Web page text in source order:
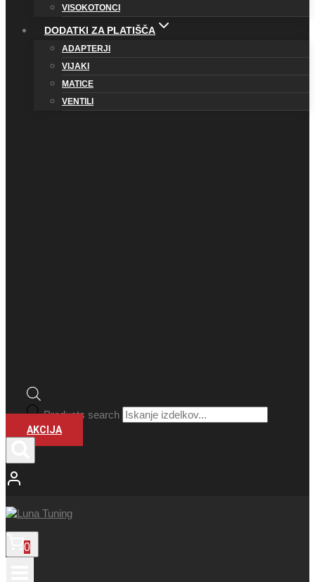
VISOKOTONCI
DODATKI ZA PLATIŠČA
ADAPTERJI
VIJAKI
MATICE
VENTILI
Products search
AKCIJA
0